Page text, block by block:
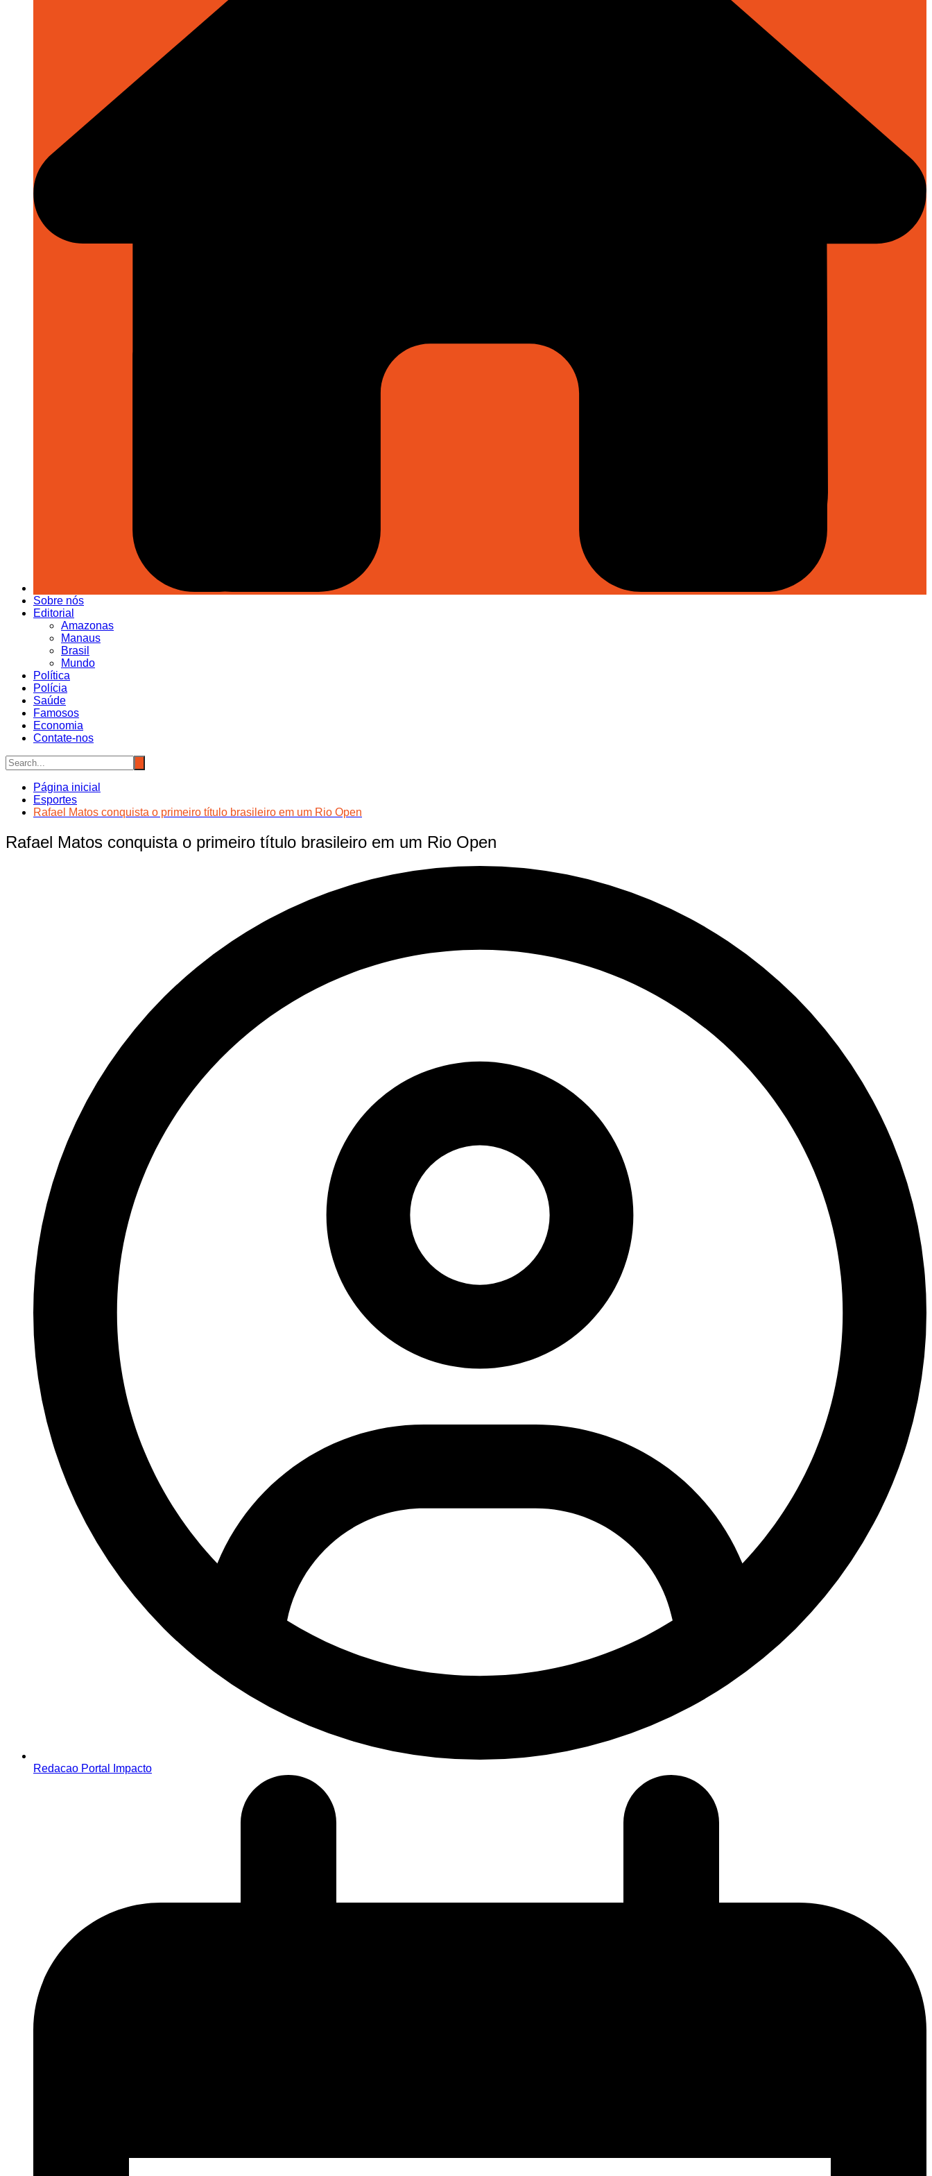
Sobre nós
Editorial
Amazonas
Manaus
Brasil
Mundo
Política
Polícia
Saúde
Famosos
Economia
Contate-nos
Página inicial
Esportes
Rafael Matos conquista o primeiro título brasileiro em um Rio Open
Rafael Matos conquista o primeiro título brasileiro em um Rio Open
Redacao Portal Impacto